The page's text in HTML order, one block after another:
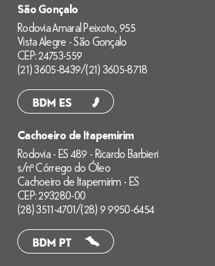
São Gonçalo
Rodovia Amaral Peixoto, 955
Vista Alegre - São Gonçalo
CEP: 24753-559
(21) 3605-8439/(21) 3605-8718
Cachoeiro de Itapemirim
Rodovia - ES 489 - Ricardo Barbieri
s/nº Córrego do Óleo
Cachoeiro de Itapemirim - ES
CEP: 293280-00
(28) 3511-4701/(28) 9 9950-6454